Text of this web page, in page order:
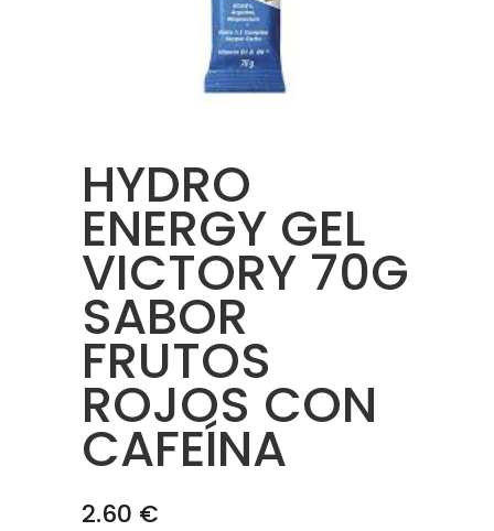
HYDRO
ENERGY GEL
VICTORY 70G
SABOR
FRUTOS
ROJOS CON
CAFEÍNA
2.60 €